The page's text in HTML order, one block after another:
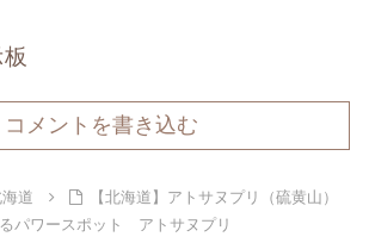
コメントを書き込む
道
【北海道】アトサヌプリ（硫黄山）
るパワースポット アトサヌプリ